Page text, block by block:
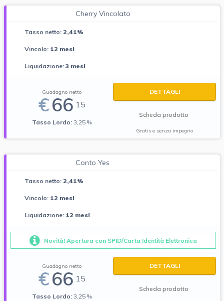
Cherry Vincolato
Tasso netto: 2,41%
Vincolo: 12 mesi
Liquidazione: 3 mesi
Guadagno netto
€66 15
Tasso Lordo:3,25 %
DETTAGLI
Scheda prodotto
Gratis e senza impegno
Conto Yes
Tasso netto: 2,41%
Vincolo: 12 mesi
Liquidazione: 12 mesi
Novità! Apertura con SPID/Carta Identità Elettronica
Guadagno netto
€66 15
Tasso Lordo:3,25 %
DETTAGLI
Scheda prodotto